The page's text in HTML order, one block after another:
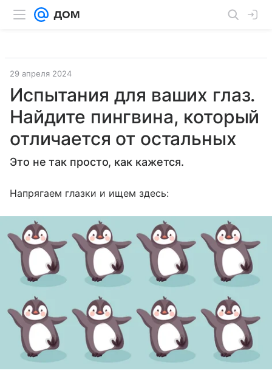
29 апреля 2024
Испытания для ваших глаз.
Найдите пингвина, который
отличается от остальных
Это не так просто, как кажется.
Напрягаем глазки и ищем здесь: